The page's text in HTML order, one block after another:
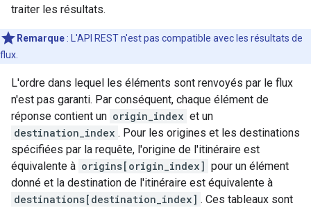
traiter les résultats.
Remarque :
L'API REST n'est pas compatible avec les résultats de
flux.
L'ordre dans lequel les éléments sont renvoyés par le flux
n'est pas garanti. Par conséquent, chaque élément de
réponse contient un origin_index et un
destination_index . Pour les origines et les destinations
spécifiées par la requête, l'origine de l'itinéraire est
équivalente à origins[origin_index] pour un élément
donné et la destination de l'itinéraire est équivalente à
destinations[destination_index] . Ces tableaux sont